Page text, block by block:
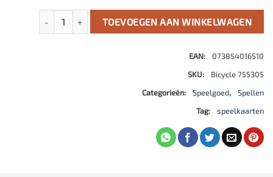
Pokerkaarten Rider Back Standard Bicycle aantal
TOEVOEGEN AAN WINKELWAGEN
EAN:
073854016510
SKU:
Bicycle 755305
Categorieën:
Speelgoed,
Spellen
Tag:
speelkaarten